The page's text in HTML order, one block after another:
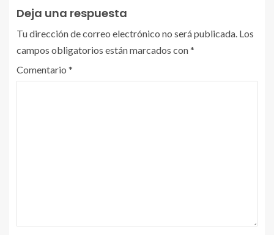
Deja una respuesta
Tu dirección de correo electrónico no será publicada. Los
campos obligatorios están marcados con*
Comentario *